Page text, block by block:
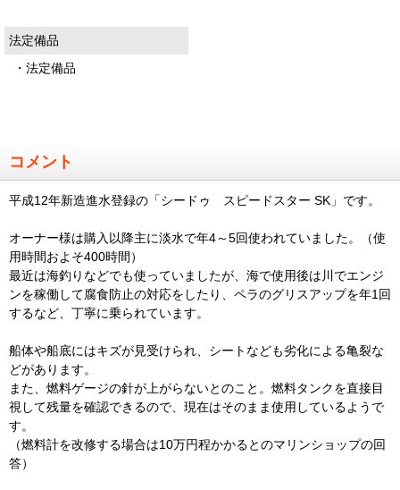
法定備品
・法定備品
コメント
平成12年新造進水登録の「シードゥ スピードスター SK」です。
オーナー様は購入以降主に淡水で年4～5回使われていました。（使
用時間およそ400時間）
最近は海釣りなどでも使っていましたが、海で使用後は川でエンジ
ンを稼働して腐食防止の対応をしたり、ペラのグリスアップを年1回
するなど、丁寧に乗られています。
船体や船底にはキズが見受けられ、シートなども劣化による亀裂な
どがあります。
また、燃料ゲージの針が上がらないとのこと。燃料タンクを直接目
視して残量を確認できるので、現在はそのまま使用しているようで
す。
（燃料計を改修する場合は10万円程かかるとのマリンショップの回
答）